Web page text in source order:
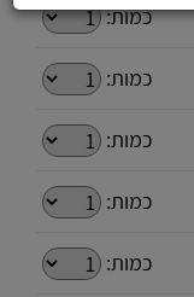
כמות:
כמות:
כמות:
כמות:
כמות: